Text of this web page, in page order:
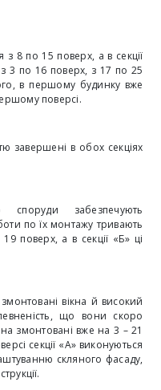
з 8 по 15 поверх, а в секції
з 3 по 16 поверх, з 17 по 25
в першому будинку вже
поверсі.
завершені в обох секціях
споруди забезпечують
по їх монтажу тривають
поверх, а в секції «Б» ці
вікна й високий
що вони скоро
змонтовані вже на 3 – 21
секції «А» виконуються
скляного фасаду,